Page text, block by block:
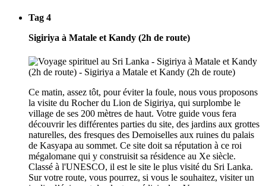
Tag 4
Sigiriya à Matale et Kandy (2h de route)
Ce matin, assez tôt, pour éviter la foule, nous vous proposons
la visite du Rocher du Lion de Sigiriya, qui surplombe le
village de ses 200 mètres de haut. Votre guide vous fera
découvrir les différentes parties du site, des jardins aux grottes
naturelles, des fresques des Demoiselles aux ruines du palais
de Kasyapa au sommet. Ce site doit sa réputation à ce roi
mégalomane qui y construisit sa résidence au Xe siècle.
Classé à l'UNESCO, il est le site le plus visité du Sri Lanka.
Sur votre route, vous pourrez, si vous le souhaitez, visiter un